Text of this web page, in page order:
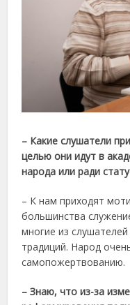
– Какие слушатели
целью они идут в
народа или ради
– К нам приходят
большинства
многие из
традиций. Народ
самопожертвованию.
– Знаю, что из-за